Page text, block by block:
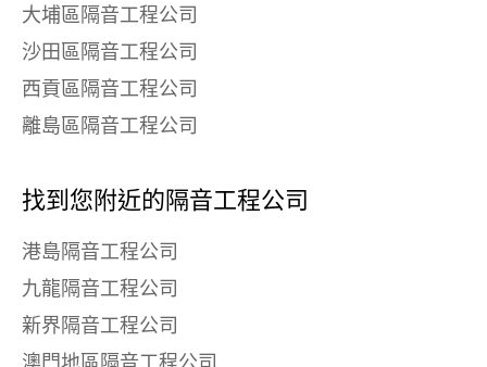
大埔區隔音工程公司
沙田區隔音工程公司
西貢區隔音工程公司
離島區隔音工程公司
找到您附近的隔音工程公司
港島隔音工程公司
九龍隔音工程公司
新界隔音工程公司